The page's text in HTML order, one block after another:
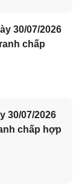
30/07/2026
chấp
30/07/2026
chấp hợp